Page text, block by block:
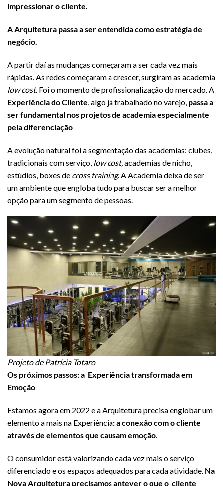
impressionar o cliente.
A Arquitetura passa a ser entendida como estratégia de
negócio.
A partir daí as mudanças começaram a ser cada vez mais
rápidas. As redes começaram a crescer, surgiram as academia
low cost. Foi o momento de profissionalização do mercado. A
Experiência do Cliente, algo já trabalhado no varejo, passa a
ser fundamental nos projetos de academia especialmente
pela diferenciação
A evolução natural foi a segmentação das academias: clubes,
tradicionais com serviço, low cost, academias de nicho,
estúdios, boxes de cross training. A Academia deixa de ser
um ambiente que engloba tudo para buscar ser a melhor
opção para um segmento de pessoas.
Projeto de Patrícia Totaro
Os próximos passos: a Experiência transformada em
Emoção
Estamos agora em 2022 e a Arquitetura precisa englobar um
elemento a mais na Experiência: a conexão com o cliente
através de elementos que causam emoção.
O consumidor está valorizando cada vez mais o serviço
diferenciado e os espaços adequados para cada atividade. Na
Nova Arquitetura precisamos antever o que o cliente